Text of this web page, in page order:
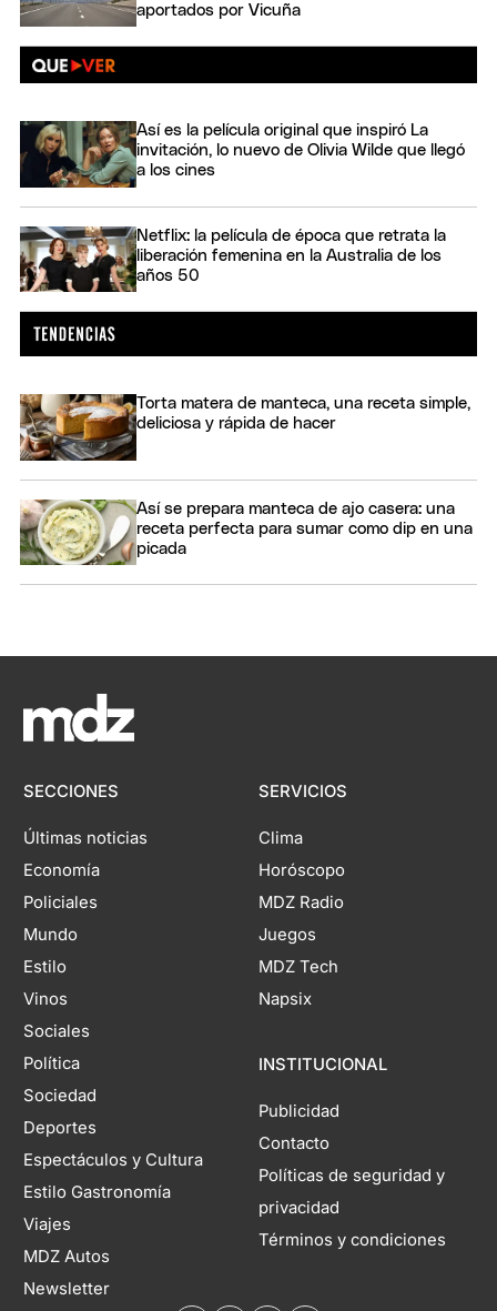
aportados por Vicuña
Así es la película original que inspiró La
invitación, lo nuevo de Olivia Wilde que llegó
a los cines
Netflix: la película de época que retrata la
liberación femenina en la Australia de los
años 50
Torta matera de manteca, una receta simple,
deliciosa y rápida de hacer
Así se prepara manteca de ajo casera: una
receta perfecta para sumar como dip en una
picada
SECCIONES
Últimas noticias
Economía
Policiales
Mundo
Estilo
Vinos
Sociales
Política
Sociedad
Deportes
Espectáculos y Cultura
Estilo Gastronomía
Viajes
MDZ Autos
Newsletter
SERVICIOS
Clima
Horóscopo
MDZ Radio
Juegos
MDZ Tech
Napsix
INSTITUCIONAL
Publicidad
Contacto
Políticas de seguridad y
privacidad
Términos y condiciones